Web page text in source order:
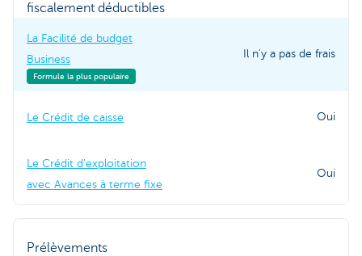
fiscalement déductibles
La Facilité de budget
Business
Formule la plus populaire
Il n'y a pas de frais
Le Crédit de caisse Oui
Le Crédit d'exploitation
avec Avances à terme fixe
Oui
Prélèvements